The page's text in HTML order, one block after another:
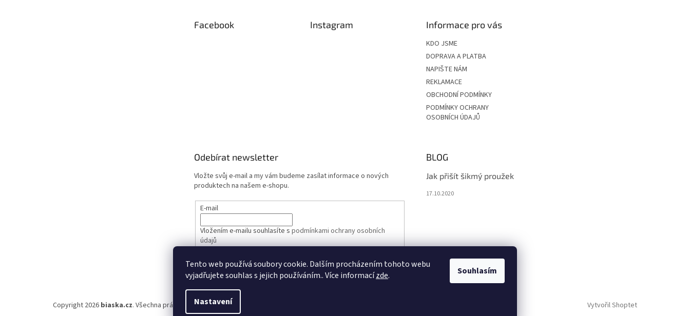
Tento web používá soubory cookie. Dalším procházením tohoto webu
vyjadřujete souhlas s jejich používáním.. Více informacízde.
Nastavení
Souhlasím
Facebook Instagram Informace pro vás
KDO JSME
DOPRAVA A PLATBA
NAPIŠTE NÁM
REKLAMACE
OBCHODNÍ PODMÍNKY
PODMÍNKY OCHRANY
OSOBNÍCH ÚDAJŮ
Odebírat newsletter
Vložte svůj e-mail a my vám budeme zasílat informace o nových
produktech na našem e-shopu.
E-mail
Vložením e-mailu souhlasíte s podmínkami ochrany osobních
údajů
PŘIHLÁSIT SE
BLOG
Jak přišít šikmý proužek
17.10.2020
Vytvořil Shoptet
Copyright 2026 biaska.cz. Všechna práva vyhrazena.Upravit nastavení cookies